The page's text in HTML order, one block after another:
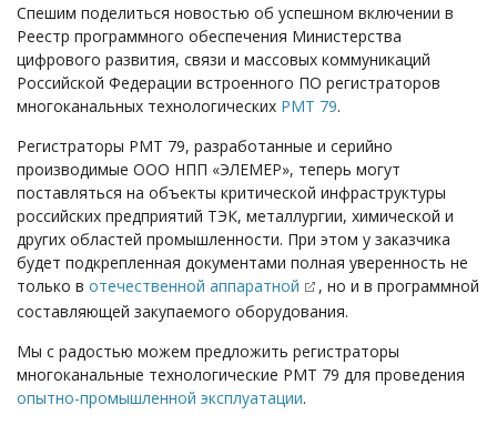
Спешим поделиться новостью об успешном включении в
Реестр программного обеспечения Министерства
цифрового развития, связи и массовых коммуникаций
Российской Федерации встроенного ПО регистраторов
многоканальных технологических РМТ 79.
Регистраторы РМТ 79, разработанные и серийно
производимые ООО НПП «ЭЛЕМЕР», теперь могут
поставляться на объекты критической инфраструктуры
российских предприятий ТЭК, металлургии, химической и
других областей промышленности. При этом у заказчика
будет подкрепленная документами полная уверенность не
только в отечественной аппаратной
, но и в программной
составляющей закупаемого оборудования.
Мы с радостью можем предложить регистраторы
многоканальные технологические РМТ 79 для проведения
опытно-промышленной эксплуатации.